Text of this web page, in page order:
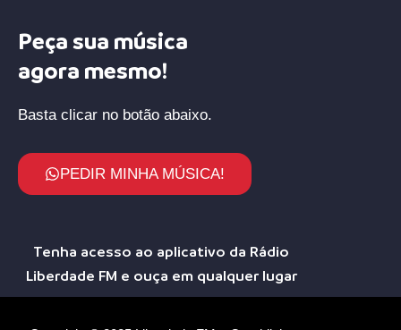
Peça sua música
agora mesmo!
Basta clicar no botão abaixo.
PEDIR MINHA MÚSICA!
Tenha acesso ao aplicativo da Rádio
Liberdade FM e ouça em qualquer lugar